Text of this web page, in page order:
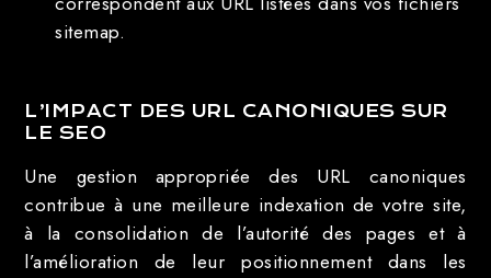
sitemap.
L’IMPACT DES URL CANONIQUES SUR
LE SEO
Une gestion appropriée des URL canoniques
contribue à une meilleure indexation de votre site,
à la consolidation de l’autorité des pages et à
l’amélioration de leur positionnement dans les